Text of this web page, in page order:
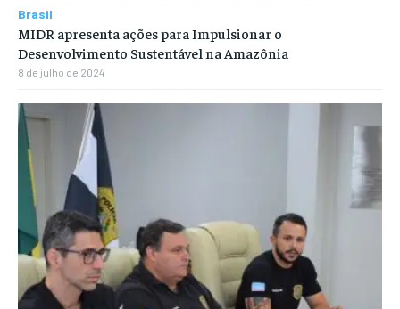
Brasil
MIDR apresenta ações para Impulsionar o
Desenvolvimento Sustentável na Amazônia
8 de julho de 2024